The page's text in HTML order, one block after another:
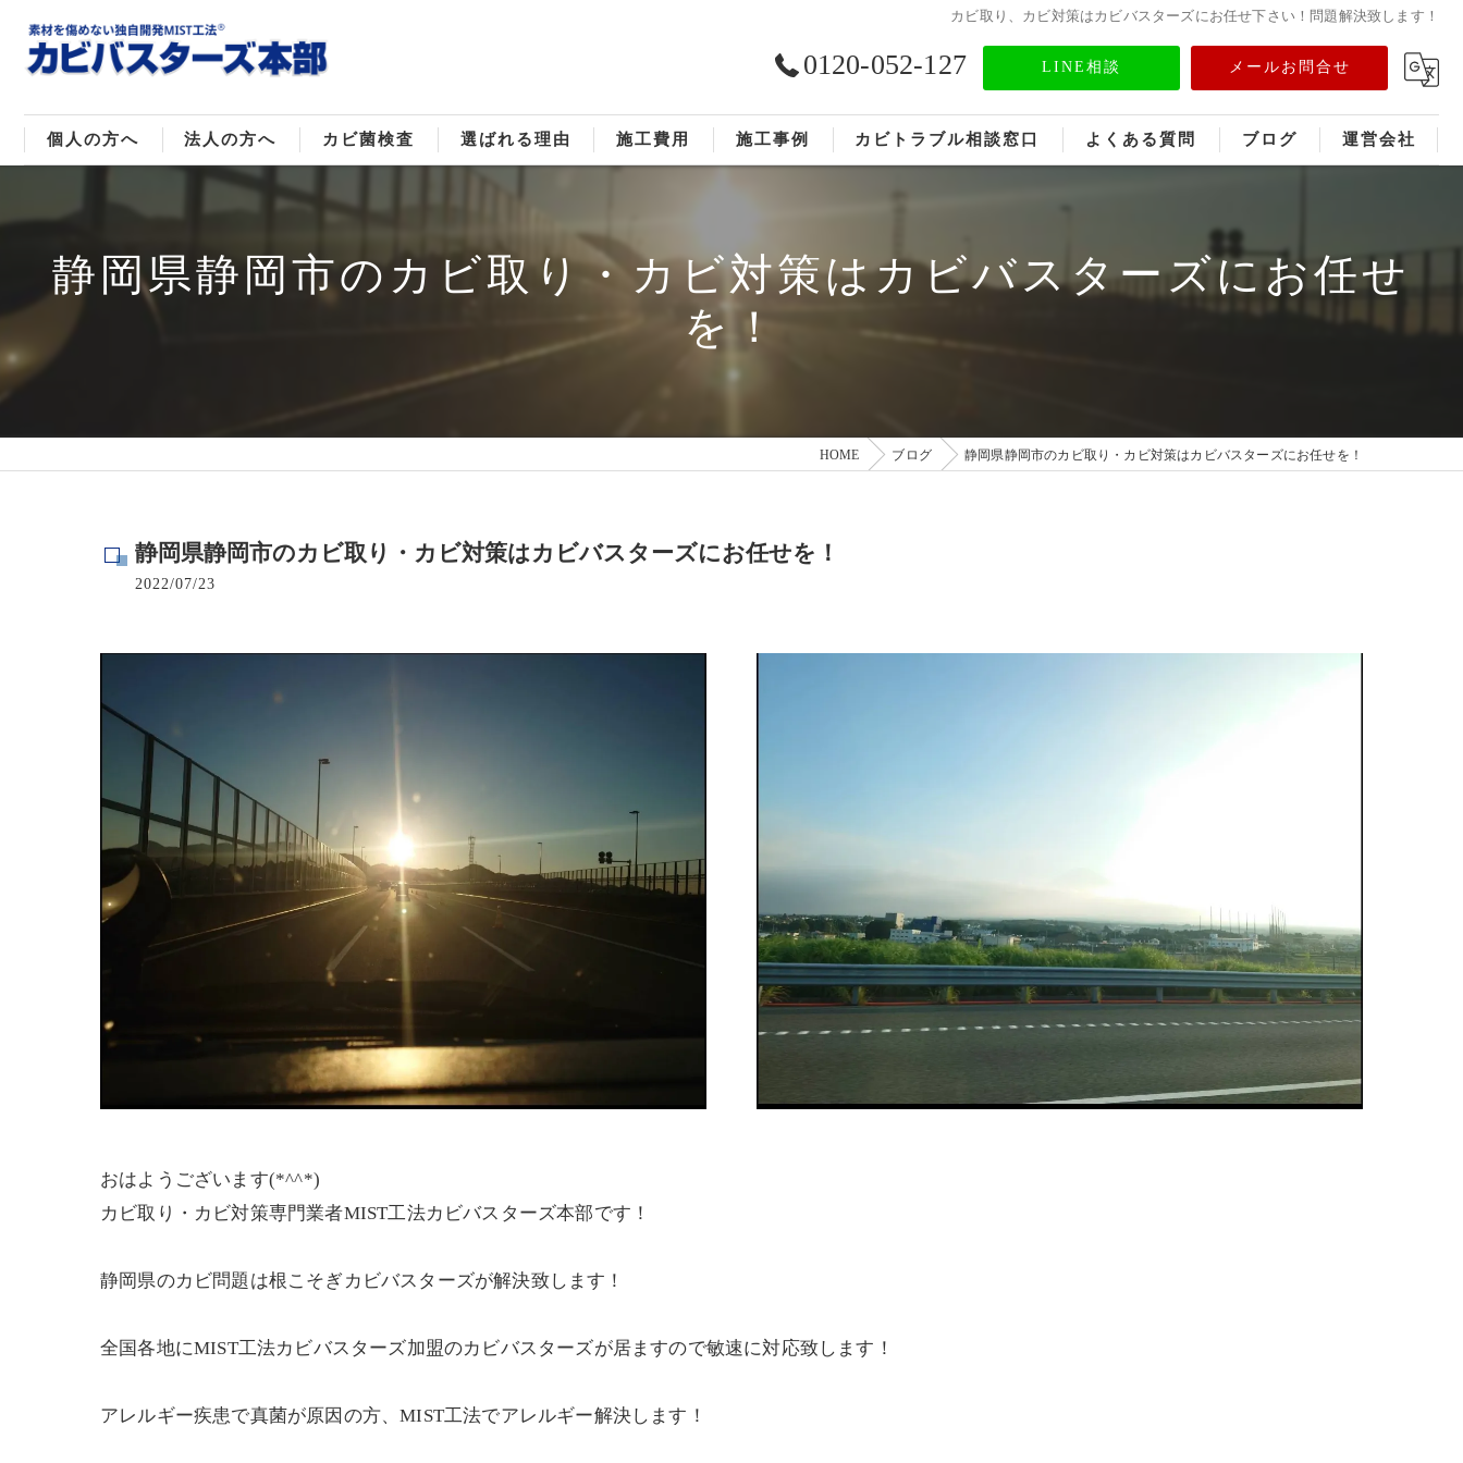
カビ取り、カビ対策はカビバスターズにお任せ下さい！問題解決致します！
0120-052-127 LINE相談 メールお問合せ
個人の方へ
戸建てのカビ取り
マンションのカビ取り
法人の方へ
販売住宅のカビ取り
倉庫･工場のカビ取り
病院･クリニックのカビ取り
カビ菌検査
カビ菌種類
選ばれる理由
ご依頼の流れ
施工費用 施工事例 カビトラブル相談窓口 よくある質問 ブログ 運営会社
メディア情報
静岡県静岡市のカビ取り・カビ対策はカビバスターズにお任せ
を！
HOME ブログ 静岡県静岡市のカビ取り・カビ対策はカビバスターズにお任せを！
静岡県静岡市のカビ取り・カビ対策はカビバスターズにお任せを！
2022/07/23
おはようございます(*^^*)
カビ取り・カビ対策専門業者MIST工法カビバスターズ本部です！
静岡県のカビ問題は根こそぎカビバスターズが解決致します！
全国各地にMIST工法カビバスターズ加盟のカビバスターズが居ますので敏速に対応致します！
アレルギー疾患で真菌が原因の方、MIST工法でアレルギー解決します！